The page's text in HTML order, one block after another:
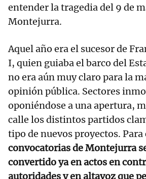
entender la tragedia del 9 de
Montejurra.
Aquel año era el sucesor de
I, quien guiaba el barco del
no era aún muy claro para la
opinión pública. Sectores
oponiéndose a una apertura,
calle los distintos partidos
tipo de nuevos proyectos. Para
convocatorias de Montejurra
convertido ya en actos en
autoridades y en altavoz que